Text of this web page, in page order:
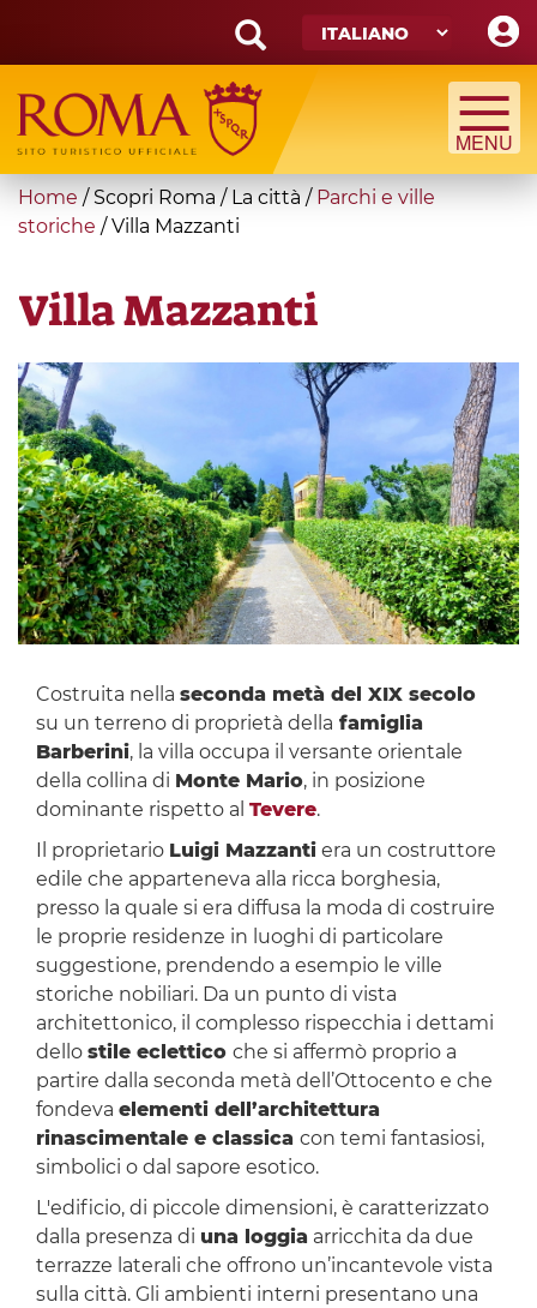
main
content
Search
form
Cerca
You
are
Home / Scopri Roma / La città / Parchi e ville
storiche /Villa Mazzanti
Villa Mazzanti
Costruita nella seconda metà del XIX secolo
su un terreno di proprietà della famiglia
Barberini, la villa occupa il versante orientale
della collina di Monte Mario, in posizione
dominante rispetto al Tevere.
Il proprietario Luigi Mazzantiera un costruttore
edile che apparteneva alla ricca borghesia,
presso la quale si era diffusa la moda di costruire
le proprie residenze in luoghi di particolare
suggestione, prendendo a esempio le ville
storiche nobiliari. Da un punto di vista
architettonico, il complesso rispecchia i dettami
dello stile eclettico che si affermò proprio a
partire dalla seconda metà dell’Ottocento e che
fondeva elementi dell’architettura
rinascimentale e classica con temi fantasiosi,
simbolici o dal sapore esotico.
L'edificio, di piccole dimensioni, è caratterizzato
dalla presenza di una loggia arricchita da due
terrazze laterali che offrono un’incantevole vista
sulla città. Gli ambienti interni presentano una